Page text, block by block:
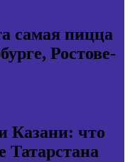
самая пицца
Ростове-
Казани: что
Татарстана